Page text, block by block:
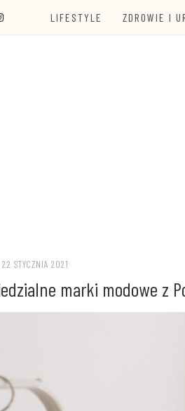
LIFESTYLE ZDROWIE I
22 STYCZNIA 2021
marki modowe z